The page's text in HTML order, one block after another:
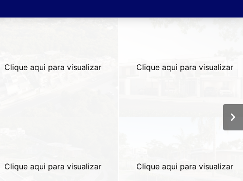
Clique aqui para visualizar
Clique aqui para visualizar
Clique aqui para visualizar
Clique aqui para visualizar